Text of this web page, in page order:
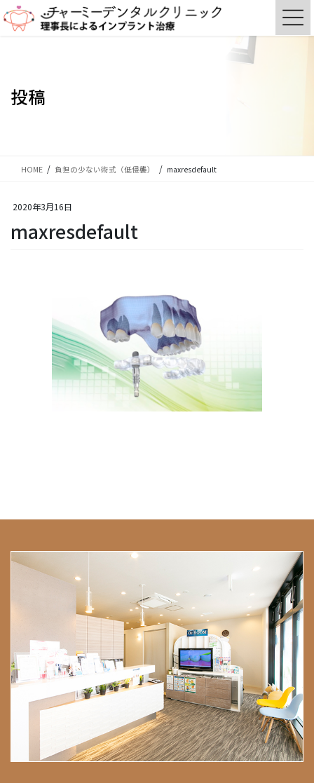
ン
ビ
投稿
HOME 負担の少ない術式（低侵襲） maxresdefault
2020年3月16日
maxresdefault